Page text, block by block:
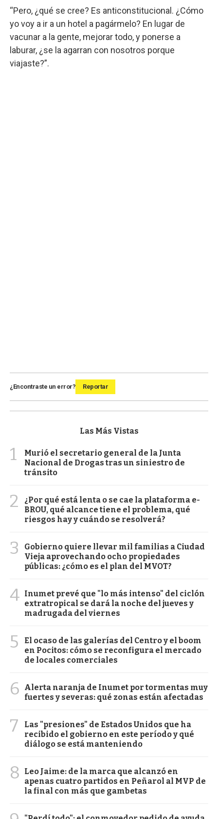
“Pero, ¿qué se cree? Es anticonstitucional. ¿Cómo
yo voy a ir a un hotel a pagármelo? En lugar de
vacunar a la gente, mejorar todo, y ponerse a
laburar, ¿se la agarran con nosotros porque
viajaste?”.
¿Encontraste un error? Reportar
Las Más Vistas
1
Murió el secretario general de la Junta
Nacional de Drogas tras un siniestro de
tránsito
2
¿Por qué está lenta o se cae la plataforma e-
BROU, qué alcance tiene el problema, qué
riesgos hay y cuándo se resolverá?
3
Gobierno quiere llevar mil familias a Ciudad
Vieja aprovechando ocho propiedades
públicas: ¿cómo es el plan del MVOT?
4 Inumet prevé que "lo más intenso" del ciclón
extratropical se dará la noche del jueves y
madrugada del viernes
5
El ocaso de las galerías del Centro y el boom
en Pocitos: cómo se reconfigura el mercado
de locales comerciales
6
Alerta naranja de Inumet por tormentas muy
fuertes y severas: qué zonas están afectadas
7
Las "presiones" de Estados Unidos que ha
recibido el gobierno en este período y qué
diálogo se está manteniendo
8
Leo Jaime: de la marca que alcanzó en
apenas cuatro partidos en Peñarol al MVP de
la final con más que gambetas